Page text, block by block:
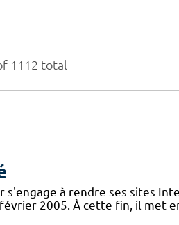
1112 total
s'engage à rendre ses sites
février 2005. À cette fin, il met